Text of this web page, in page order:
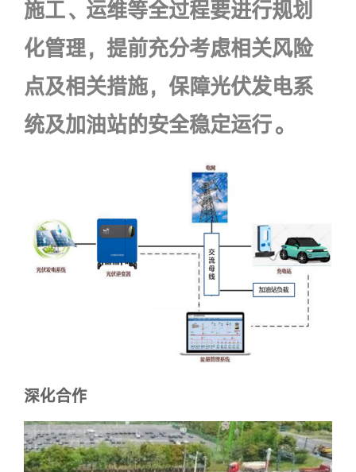
施工、运维等全过程要进行规划
化管理，提前充分考虑相关风险
点及相关措施，保障光伏发电系
统及加油站的安全稳定运行。
深化合作